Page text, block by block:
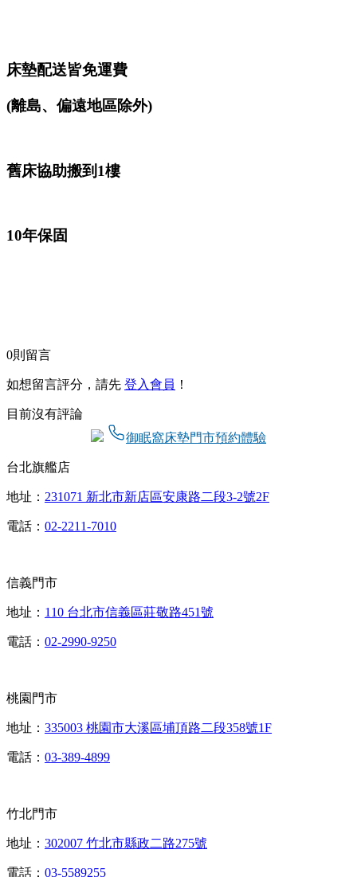
床墊配送皆免運費
(離島、偏遠地區除外)
舊床協助搬到1樓
10年保固
0則留言
如想留言評分，請先 登入會員 ！
目前沒有評論
御眠窩床墊門市預約體驗
台北旗艦店
地址： 231071 新北市新店區安康路二段3-2號2F
電話： 02-2211-7010
信義門市
地址： 110 台北市信義區莊敬路451號
電話： 02-2990-9250
桃園門市
地址： 335003 桃園市大溪區埔頂路二段358號1F
電話： 03-389-4899
竹北門市
地址： 302007 竹北市縣政二路275號
電話： 03-5589255